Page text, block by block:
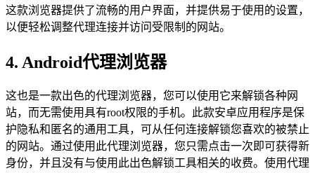
这款浏览器提供了流畅的用户界面，并提供易于使用的设置，
以便轻松调整代理连接并访问受限制的网站。
4. Android代理浏览器
这也是一款出色的代理浏览器，您可以使用它来解锁各种网
站，而无需使用具有root权限的手机。此款安卓应用程序是保
护隐私和匿名的通用工具，可从任何连接解锁您喜欢的被禁止
的网站。通过使用此代理浏览器，您只需点击一次即可获得新
身份，并且没有与使用此出色解锁工具相关的收费。使用代理